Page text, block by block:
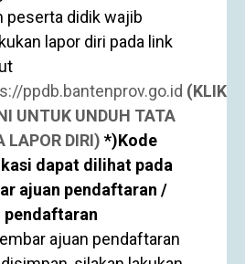
peserta didik wajib
lapor diri pada link
ppdb.bantenprov.go.id (KLIK
UNTUK UNDUH TATA
LAPOR DIRI) *)Kode
dapat dilihat pada
ajuan pendaftaran /
pendaftaran
ajuan pendaftaran